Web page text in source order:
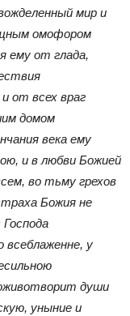
мир и
омофором
ему от глада,
от всех враг
домом
века ему
и в любви Божией
во тьму грехов
Божия не
всеблаженне, у
души
уныние и